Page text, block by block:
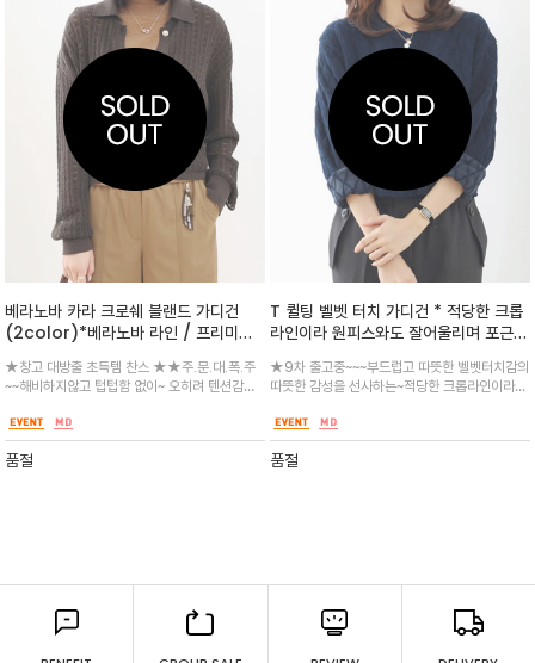
베라노바 카라 크로쉐 블랜드 가디건
(2color)*베라노바 라인 / 프리미엄
비스코스 블랜드 16 게이지 /고급스러운
아일렛 디테일과 고급스러운 골드 버튼
이 조화를 이루는 크로쉐 스타일의 가디
건
★창고 대방출 초득템 찬스 ★★주.문.대.폭.주
~~해비하지않고 텁텁함 없이~ 오히려 텐션감있
^^ 터틀넥이나 원피스/ 셔츠위에 레이어드 하기
좋게 루즈하면서 여성스러운 소장템
품절
T 퀼팅 벨벳 터치 가디건 * 적당한 크롭
라인이라 원피스와도 잘어울리며 포근한
데일리 세미 자켓으로도 활용 굿 / 가볍
고 유연하여 카디건처럼 편안하게 걸치
기 좋으며 깔끔한 라운드넥 디자인이라
데일리 만능 아이템
★9차 출고중~~~부드럽고 따뜻한 벨벳터치감의
따뜻한 감성을 선사하는~적당한 크롭라인이라
께 하세요^^
품절